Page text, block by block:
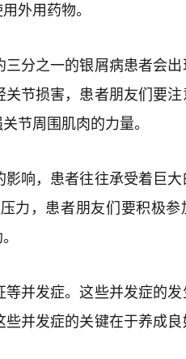
外用药物。
分之一的银屑病患者会出
节损害，患者朋友们要注
节周围肌肉的力量。
响，患者往往承受着巨大
力，患者朋友们要积极参
并发症。这些并发症的发
并发症的关键在于养成